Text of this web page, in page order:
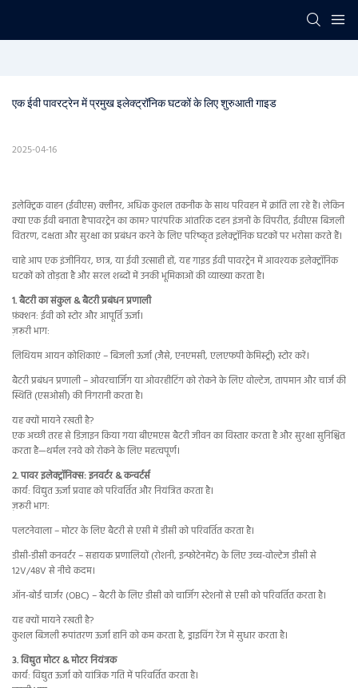
एक ईवी पावरट्रेन में प्रमुख इलेक्ट्रॉनिक घटकों के लिए शुरुआती गाइड
2025-04-16
इलेक्ट्रिक वाहन (ईवीएस) क्लीनर, अधिक कुशल तकनीक के साथ परिवहन में क्रांति ला रहे हैं। लेकिन
क्या एक ईवी बनाता है’पावरट्रेन का काम? पारंपरिक आंतरिक दहन इंजनों के विपरीत, ईवीएस बिजली
वितरण, दक्षता और सुरक्षा का प्रबंधन करने के लिए परिष्कृत इलेक्ट्रॉनिक घटकों पर भरोसा करते हैं।
चाहे आप एक इंजीनियर, छात्र, या ईवी उत्साही हों, यह गाइड ईवी पावरट्रेन में आवश्यक इलेक्ट्रॉनिक
घटकों को तोड़ता है और सरल शब्दों में उनकी भूमिकाओं की व्याख्या करता है।
1. बैटरी का संकुल & बैटरी प्रबंधन प्रणाली
फ़ंक्शन: ईवी को स्टोर और आपूर्ति ऊर्जा।
ज़रूरी भाग:
लिथियम आयन कोशिकाएं – बिजली ऊर्जा (जैसे, एनएमसी, एलएफपी केमिस्ट्री) स्टोर करें।
बैटरी प्रबंधन प्रणाली – ओवरचार्जिंग या ओवरहीटिंग को रोकने के लिए वोल्टेज, तापमान और चार्ज की
स्थिति (एसओसी) की निगरानी करता है।
यह क्यों मायने रखती है?
एक अच्छी तरह से डिज़ाइन किया गया बीएमएस बैटरी जीवन का विस्तार करता है और सुरक्षा सुनिश्चित
करता है—थर्मल रनवे को रोकने के लिए महत्वपूर्ण।
2. पावर इलेक्ट्रॉनिक्स: इनवर्टर & कन्वर्टर्स
कार्य: विद्युत ऊर्जा प्रवाह को परिवर्तित और नियंत्रित करता है।
ज़रूरी भाग:
पलटनेवाला – मोटर के लिए बैटरी से एसी में डीसी को परिवर्तित करता है।
डीसी-डीसी कनवर्टर – सहायक प्रणालियों (रोशनी, इन्फोटेनमेंट) के लिए उच्च-वोल्टेज डीसी से
12V/48V से नीचे कदम।
ऑन-बोर्ड चार्जर (OBC) – बैटरी के लिए डीसी को चार्जिंग स्टेशनों से एसी को परिवर्तित करता है।
यह क्यों मायने रखती है?
कुशल बिजली रूपांतरण ऊर्जा हानि को कम करता है, ड्राइविंग रेंज में सुधार करता है।
3. विद्युत मोटर & मोटर नियंत्रक
कार्य: विद्युत ऊर्जा को यांत्रिक गति में परिवर्तित करता है।